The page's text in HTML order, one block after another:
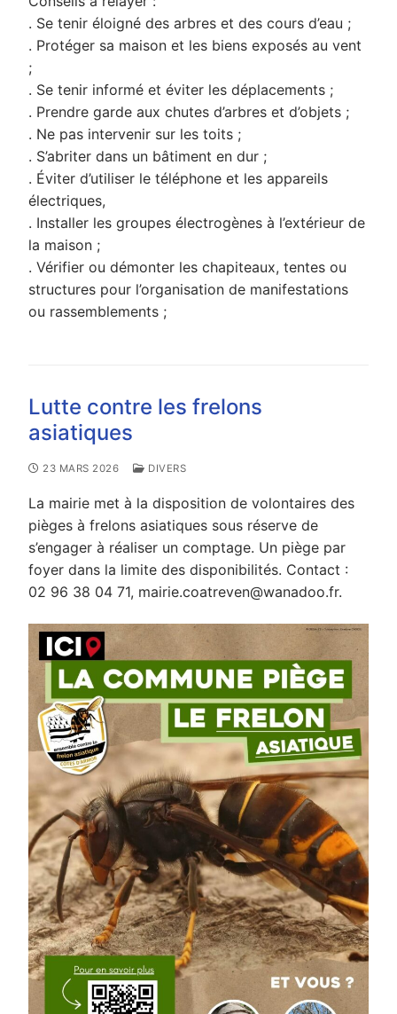
. Se tenir éloigné des arbres et des cours d’eau ;
. Protéger sa maison et les biens exposés au vent
;
. Se tenir informé et éviter les déplacements ;
. Prendre garde aux chutes d’arbres et d’objets ;
. Ne pas intervenir sur les toits ;
. S’abriter dans un bâtiment en dur ;
. Éviter d’utiliser le téléphone et les appareils
électriques,
. Installer les groupes électrogènes à l’extérieur de
la maison ;
. Vérifier ou démonter les chapiteaux, tentes ou
structures pour l’organisation de manifestations
ou rassemblements ;
Lutte contre les frelons
asiatiques
23 MARS 2026 DIVERS
La mairie met à la disposition de volontaires des
pièges à frelons asiatiques sous réserve de
s’engager à réaliser un comptage. Un piège par
foyer dans la limite des disponibilités. Contact :
02 96 38 04 71, mairie.coatreven@wanadoo.fr.